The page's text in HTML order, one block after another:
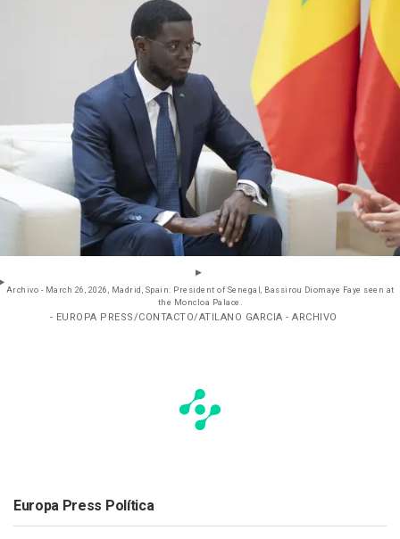
Archivo - March 26, 2026, Madrid, Spain: President of Senegal, Bassirou Diomaye Faye seen at
the Moncloa Palace.
- EUROPA PRESS/CONTACTO/ATILANO GARCIA - ARCHIVO
Europa Press Política